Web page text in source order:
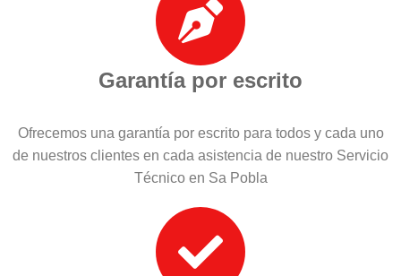
Garantía por escrito
Ofrecemos una garantía por escrito para todos y cada uno
de nuestros clientes en cada asistencia de nuestro Servicio
Técnico en Sa Pobla